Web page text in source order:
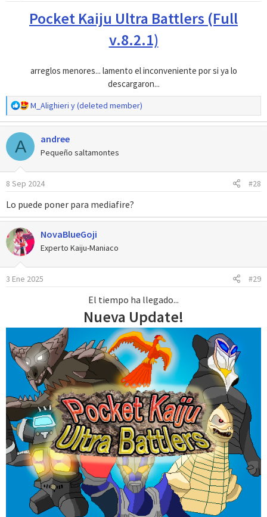
Pocket Kaiju Ultra Battlers (Full
v.8.2.1)
arreglos menores... lamento el inconveniente por si ya lo
descargaron...
R
e
a
c
c
o
n
s
:
M_Alighieri y(deleted member)
A andree
Pequeño saltamontes
8 Sep 2024 #28
Lo puede poner para mediafire?
NovaBlueGoji
Experto Kaiju-Maniaco
3 Ene 2025 #29
El tiempo ha llegado...
Nueva Update!